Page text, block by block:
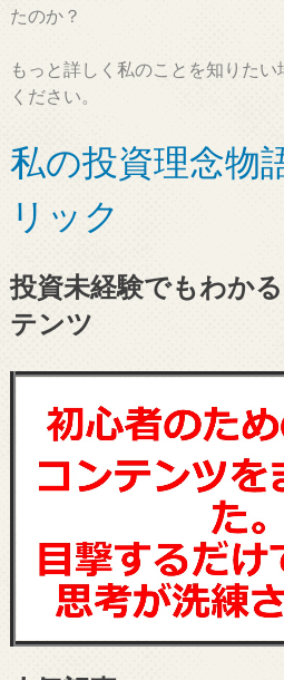
たのか？
もっと詳しく私のことを知りた
ください。
私の投資理念物
リック
投資未経験でもわか
テンツ